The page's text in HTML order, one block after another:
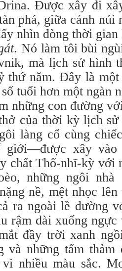
Được xây đi
phá, giữa cảnh núi
nhìn dòng thời
. Nó làm tôi bùi
mà lịch sử hình
thứ năm. Đây là
tuổi hơn một ngàn
những con đường
của thời kỳ lịch
làng cổ cùng
giới—được xây
chất Thổ-nhĩ-kỳ với
những ngôi
nề, mệt nhọc
ra ngoài lề đường
rậm dài xuống
đầy trời xanh
và những tấm thảm
nhiều màu sắc.